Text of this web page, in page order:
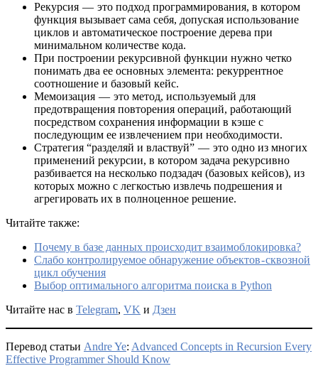
Рекурсия — это подход программирования, в котором
функция вызывает сама себя, допуская использование
циклов и автоматическое построение дерева при
минимальном количестве кода.
При построении рекурсивной функции нужно четко
понимать два ее основных элемента: рекуррентное
соотношение и базовый кейс.
Мемоизация — это метод, используемый для
предотвращения повторения операций, работающий
посредством сохранения информации в кэше с
последующим ее извлечением при необходимости.
Стратегия “разделяй и властвуй” — это одно из многих
применений рекурсии, в котором задача рекурсивно
разбивается на несколько подзадач (базовых кейсов), из
которых можно с легкостью извлечь подрешения и
агрегировать их в полноценное решение.
Читайте также:
Почему в базе данных происходит взаимоблокировка?
Слабо контролируемое обнаружение объектов - сквозной
цикл обучения
Выбор оптимального алгоритма поиска в Python
Читайте нас в Telegram, VK и Дзен
Перевод статьи Andre Ye: Advanced Concepts in Recursion Every
Effective Programmer Should Know